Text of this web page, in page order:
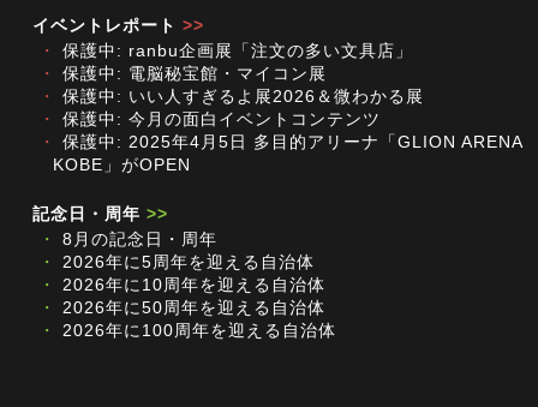
イベントレポート >>
・
保護中: ranbu企画展「注文の多い文具店」
・
保護中: 電脳秘宝館・マイコン展
・
保護中: いい人すぎるよ展2026＆微わかる展
・
保護中: 今月の面白イベントコンテンツ
・
保護中: 2025年4月5日 多目的アリーナ「GLION ARENA
KOBE」がOPEN
記念日・周年 >>
・
8月の記念日・周年
・
2026年に5周年を迎える自治体
・
2026年に10周年を迎える自治体
・
2026年に50周年を迎える自治体
・
2026年に100周年を迎える自治体